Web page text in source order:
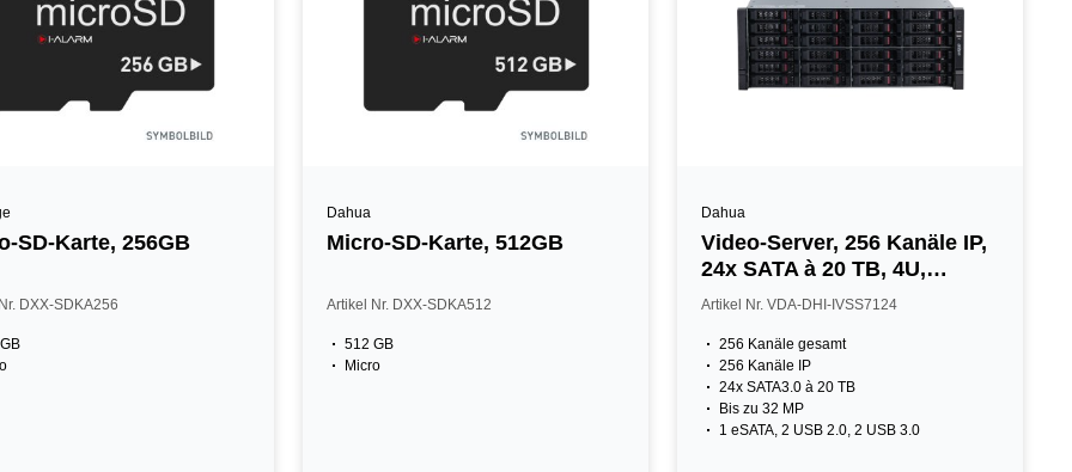
SD-Karte, 256GB
DXX-SDKA256
Dahua
Micro-SD-Karte, 512GB
Artikel Nr. DXX-SDKA512
512 GB
Micro
Dahua
Video-Server, 256 Kanäle IP,
24x SATA à 20 TB, 4U,
schwarz
Artikel Nr. VDA-DHI-IVSS7124
256 Kanäle gesamt
256 Kanäle IP
24x SATA3.0 à 20 TB
Bis zu 32 MP
1 eSATA, 2 USB 2.0, 2 USB 3.0